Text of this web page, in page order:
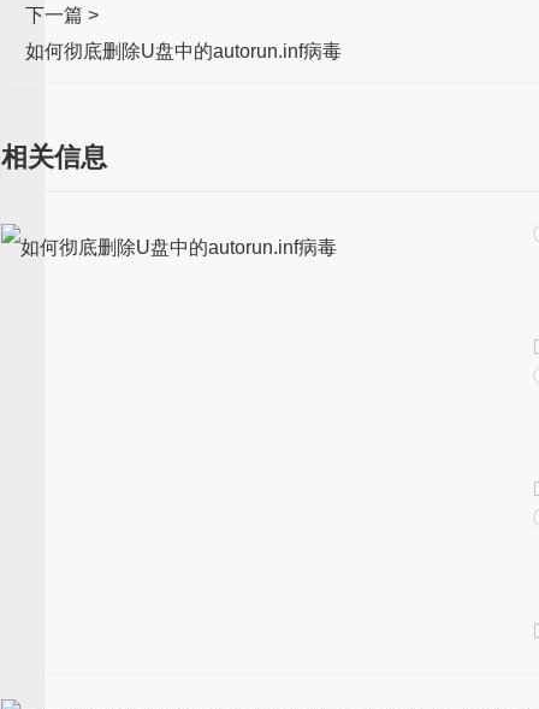
下一篇 >
如何彻底删除U盘中的autorun.inf病毒
相关信息